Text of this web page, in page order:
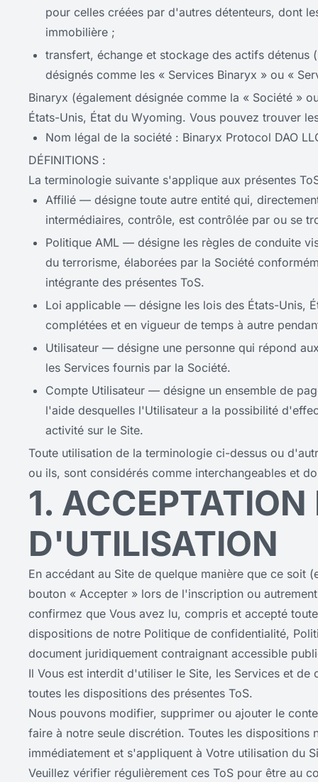
pour celles créées par d'autres détenteurs, dont
immobilière ;
transfert, échange et stockage des actifs
désignés comme les « Services Binaryx » ou «
Binaryx (également désignée comme la « Société »
États-Unis, État du Wyoming. Vous pouvez trouver
Nom légal de la société : Binaryx Protocol DAO
DÉFINITIONS :
La terminologie suivante s'applique aux présentes
Affilié — désigne toute autre entité qui,
intermédiaires, contrôle, est contrôlée par ou se
Politique AML — désigne les règles de conduite
du terrorisme, élaborées par la Société
intégrante des présentes ToS.
Loi applicable — désigne les lois des États-Unis,
complétées et en vigueur de temps à autre
Utilisateur — désigne une personne qui répond
les Services fournis par la Société.
Compte Utilisateur — désigne un ensemble de
l'aide desquelles l'Utilisateur a la possibilité
activité sur le Site.
Toute utilisation de la terminologie ci-dessus ou
ou ils, sont considérés comme interchangeables et
1.
D'UTILISATION
En accédant au Site de quelque manière que ce soit
bouton « Accepter » lors de l'inscription ou
confirmez que Vous avez lu, compris et accepté
dispositions de notre Politique de confidentialité,
document juridiquement contraignant accessible
Il Vous est interdit d'utiliser le Site, les Services et
toutes les dispositions des présentes ToS.
Nous pouvons modifier, supprimer ou ajouter le
faire à notre seule discrétion. Toutes les dispositions
immédiatement et s'appliquent à Votre utilisation du
Veuillez vérifier régulièrement ces ToS pour être au